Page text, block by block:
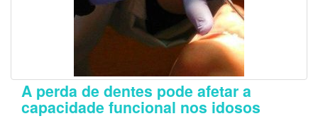
A perda de dentes pode afetar a
capacidade funcional nos idosos